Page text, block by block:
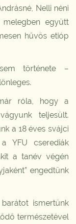
Nelli néni
együtt
hűvös etióp
története –
róla, hogy a
teljesült.
a 18 éves svájci
YFU cserediák
a tanév végén
engedtünk
ismertünk
természetével